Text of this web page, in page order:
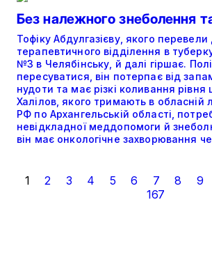
Без належного знеболення
Тофіку Абдулгазієву, якого перевели
терапевтичного відділення в
№3 в Челябінську, й далі гіршає.
пересуватися, він потерпає від
нудоти та має різкі коливання рівня
Халілов, якого тримають в обласній
РФ по Архангельській області,
невідкладної меддопомоги й
він має онкологічне захворювання
1 2 3 4 5 6 7 8 9
167